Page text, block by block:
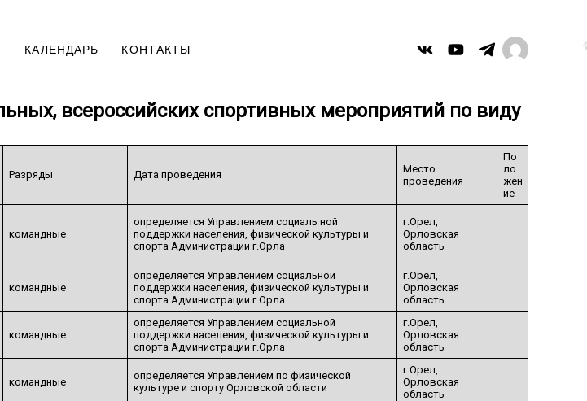
КАЛЕНДАРЬ КОНТАКТЫ
всероссийских спортивных мероприятий по виду
Разряды Дата проведения
Место
проведения
По
ло
жен
ие
командные
определяется Управлением социаль ной
поддержки населения, физической культуры и
спорта Администрации г.Орла
г.Орел,
Орловская
область
командные
определяется Управлением социальной
поддержки населения, физической культуры и
спорта Администрации г.Орла
г.Орел,
Орловская
область
командные
определяется Управлением социальной
поддержки населения, физической культуры и
спорта Администрации г.Орла
г.Орел,
Орловская
область
командные
определяется Управлением по физической
культуре и спорту Орловской области
г.Орел,
Орловская
область